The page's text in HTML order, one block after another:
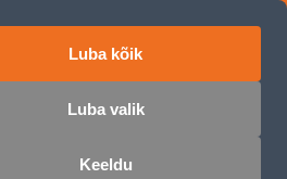
Luba kõik
Luba valik
Keeldu